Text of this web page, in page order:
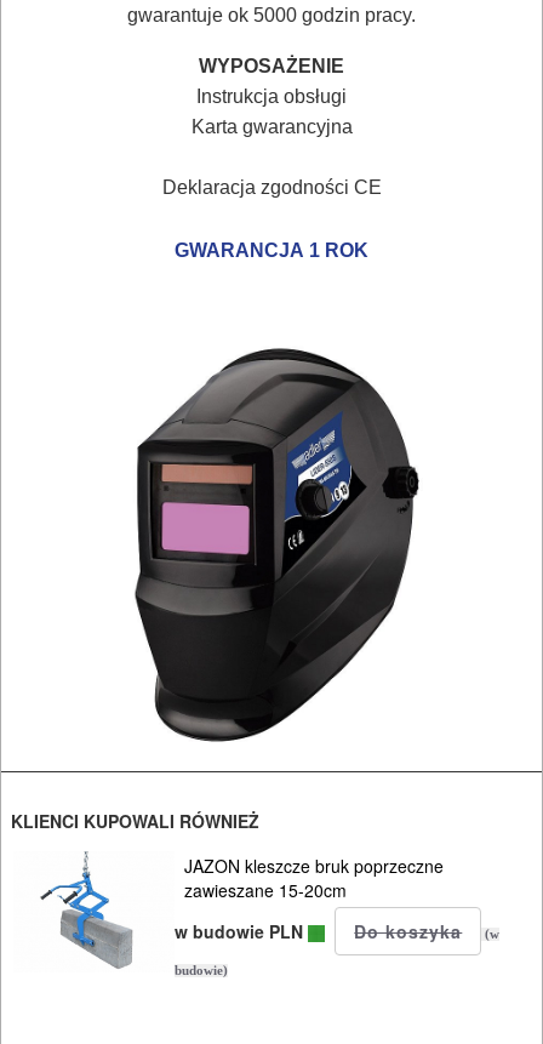
OSPRZĘT
OGRODNICZE
NARZĘDZIA
KOSIARKI-
CIŚNIENIOWE
gwarantuje ok 5000 godzin pracy.
WYPOSAŻENIE
Instrukcja obsługi
Karta gwarancyjna
Deklaracja zgodności CE
GWARANCJA 1 ROK
KLIENCI KUPOWALI RÓWNIEŻ
JAZON kleszcze bruk poprzeczne
zawieszane 15-20cm
w budowie PLN
(w
budowie)